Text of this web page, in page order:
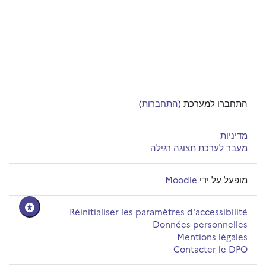
התחברו למערכת (התחברות)
מדיניות
מעבר לערכת תצוגה רגילה
מופעל על ידי Moodle
Réinitialiser les paramètres d'accessibilité
Données personnelles
Mentions légales
Contacter le DPO